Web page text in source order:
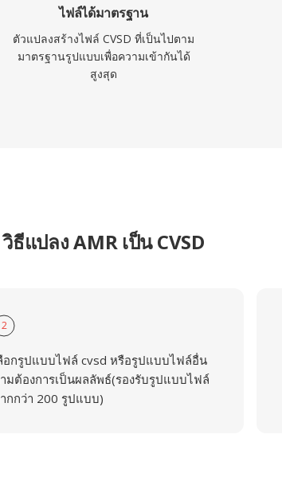
ไฟล์ได้มาตรฐาน
ตัวแปลงสร้างไฟล์ CVSD ที่เป็นไปตาม
มาตรฐานรูปแบบเพื่อความเข้ากันได้
สูงสุด
วิธีแปลง AMR เป็น CVSD
2
อกรูปแบบไฟล์ cvsd หรือรูปแบบไฟล์อื่น
มต้องการเป็นผลลัพธ์(รองรับรูปแบบไฟล์
กกว่า 200 รูปแบบ)